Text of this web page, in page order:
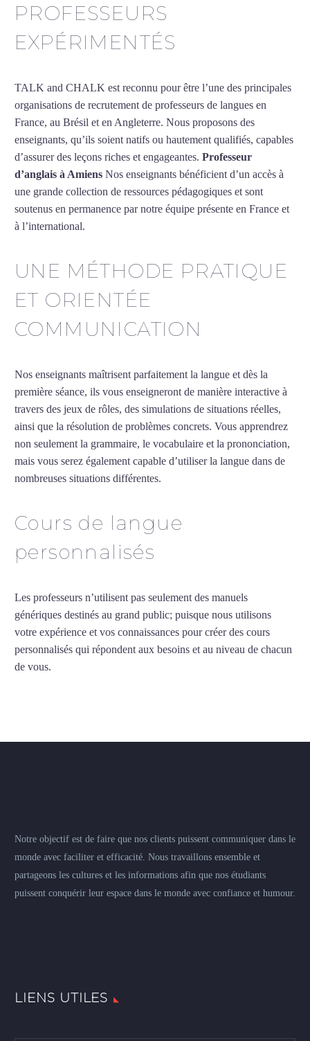
PROFESSEURS
EXPÉRIMENTÉS
TALK and CHALK est reconnu pour être l’une des principales
organisations de recrutement de professeurs de langues en
France, au Brésil et en Angleterre. Nous proposons des
enseignants, qu’ils soient natifs ou hautement qualifiés, capables
d’assurer des leçons riches et engageantes. Professeur
d’anglais à Amiens Nos enseignants bénéficient d’un accès à
une grande collection de ressources pédagogiques et sont
soutenus en permanence par notre équipe présente en France et
à l’international.
UNE MÉTHODE PRATIQUE
ET ORIENTÉE
COMMUNICATION
Nos enseignants maîtrisent parfaitement la langue et dès la
première séance, ils vous enseigneront de manière interactive à
travers des jeux de rôles, des simulations de situations réelles,
ainsi que la résolution de problèmes concrets. Vous apprendrez
non seulement la grammaire, le vocabulaire et la prononciation,
mais vous serez également capable d’utiliser la langue dans de
nombreuses situations différentes.
Cours de langue
personnalisés
Les professeurs n’utilisent pas seulement des manuels
génériques destinés au grand public; puisque nous utilisons
votre expérience et vos connaissances pour créer des cours
personnalisés qui répondent aux besoins et au niveau de chacun
de vous.
Notre objectif est de faire que nos clients puissent communiquer dans le
monde avec faciliter et efficacité. Nous travaillons ensemble et
partageons les cultures et les informations afin que nos étudiants
puissent conquérir leur espace dans le monde avec confiance et humour.
LIENS UTILES